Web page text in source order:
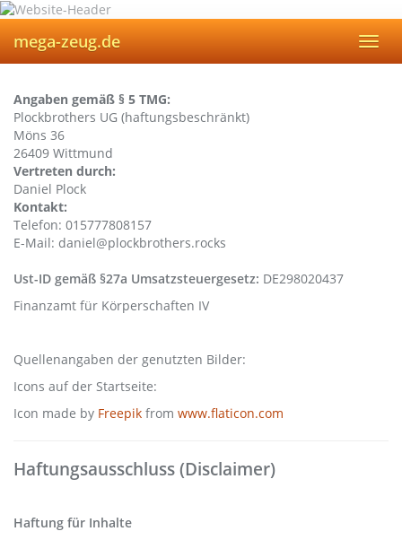
Skip
main
content
mega-zeug.de
Angaben gemäß § 5 TMG:
Plockbrothers UG (haftungsbeschränkt)
Möns 36
26409 Wittmund
Vertreten durch:
Daniel Plock
Kontakt:
Telefon: 015777808157
E-Mail: daniel@plockbrothers.rocks
Ust-ID gemäß §27a Umsatzsteuergesetz: DE298020437
Finanzamt für Körperschaften IV
Quellenangaben der genutzten Bilder:
Icons auf der Startseite:
Icon made by Freepik from www.flaticon.com
Haftungsausschluss (Disclaimer)
Haftung für Inhalte